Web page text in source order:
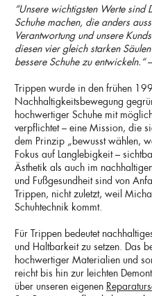
“Unsere wichtigsten Werte
Schuhe machen, die anders
Verantwortung und unsere
diesen vier gleich starken
bessere Schuhe zu entwickeln.“
Trippen wurde in den frühen
Nachhaltigkeitsbewegung
hochwertiger Schuhe mit
verpflichtet – eine Mission, die
dem Prinzip „bewusst wählen,
Fokus auf Langlebigkeit –
Ästhetik als auch im
und Fußgesundheit sind von
Trippen, nicht zuletzt, weil
Schuhtechnik kommt.
Für Trippen bedeutet
und Haltbarkeit zu setzen. Das
hochwertiger Materialien und
reicht bis hin zur leichten
über unseren eigenen